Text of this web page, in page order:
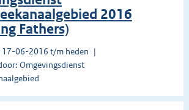
2016
Fathers)
17-06-2016 t/m heden
Omgevingsdienst